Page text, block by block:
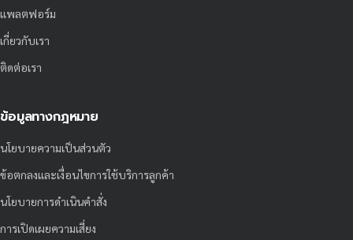
แพลตฟอร์ม
เกี่ยวกับเรา
ติดต่อเรา
ข้อมูลทางกฎหมาย
นโยบายความเป็นส่วนตัว
ข้อตกลงและเงื่อนไขการใช้บริการลูกค้า
นโยบายการดำเนินคำสั่ง
การเปิดเผยความเสี่ยง